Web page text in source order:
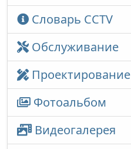
Словарь CCTV
Обслуживание
Проектирование
Фотоальбом
Видеогалерея